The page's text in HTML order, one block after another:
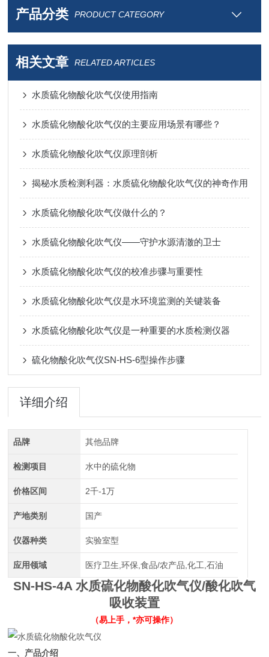
产品分类 PRODUCT CATEGORY
相关文章 RELATED ARTICLES
水质硫化物酸化吹气仪使用指南
水质硫化物酸化吹气仪的主要应用场景有哪些？
水质硫化物酸化吹气仪原理剖析
揭秘水质检测利器：水质硫化物酸化吹气仪的神奇作用
水质硫化物酸化吹气仪做什么的？
水质硫化物酸化吹气仪——守护水源清澈的卫士
水质硫化物酸化吹气仪的校准步骤与重要性
水质硫化物酸化吹气仪是水环境监测的关键装备
水质硫化物酸化吹气仪是一种重要的水质检测仪器
硫化物酸化吹气仪SN-HS-6型操作步骤
详细介绍
品牌 其他品牌
检测项目 水中的硫化物
价格区间 2千-1万
产地类别 国产
仪器种类 实验室型
应用领域 医疗卫生,环保,食品/农产品,化工,石油
SN-HS-4A 水质硫化物酸化吹气仪/酸化吹气
吸收装置
（易上手，*亦可操作）
一、产品介绍